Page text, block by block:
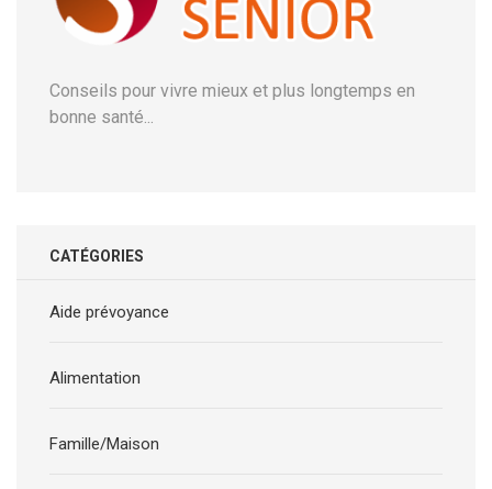
Conseils pour vivre mieux et plus longtemps en
bonne santé...
CATÉGORIES
Aide prévoyance
Alimentation
Famille/Maison